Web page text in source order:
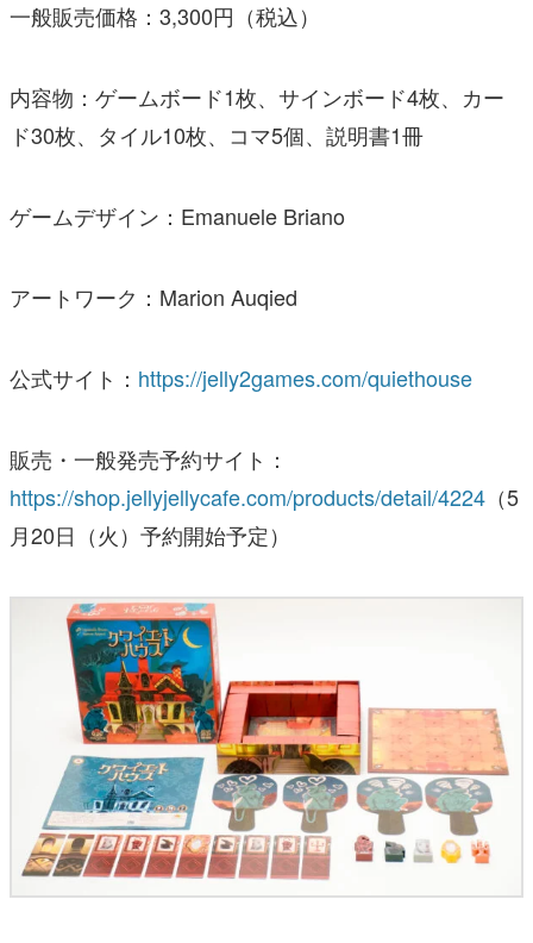
一般販売価格：3,300円（税込）
内容物：ゲームボード1枚、サインボード4枚、カー
ド30枚、タイル10枚、コマ5個、説明書1冊
ゲームデザイン：Emanuele Briano
アートワーク：Marion Auqied
公式サイト： https://jelly2games.com/quiethouse
販売・一般発売予約サイト：
https://shop.jellyjellycafe.com/products/detail/4224 （5
月20日（火）予約開始予定）